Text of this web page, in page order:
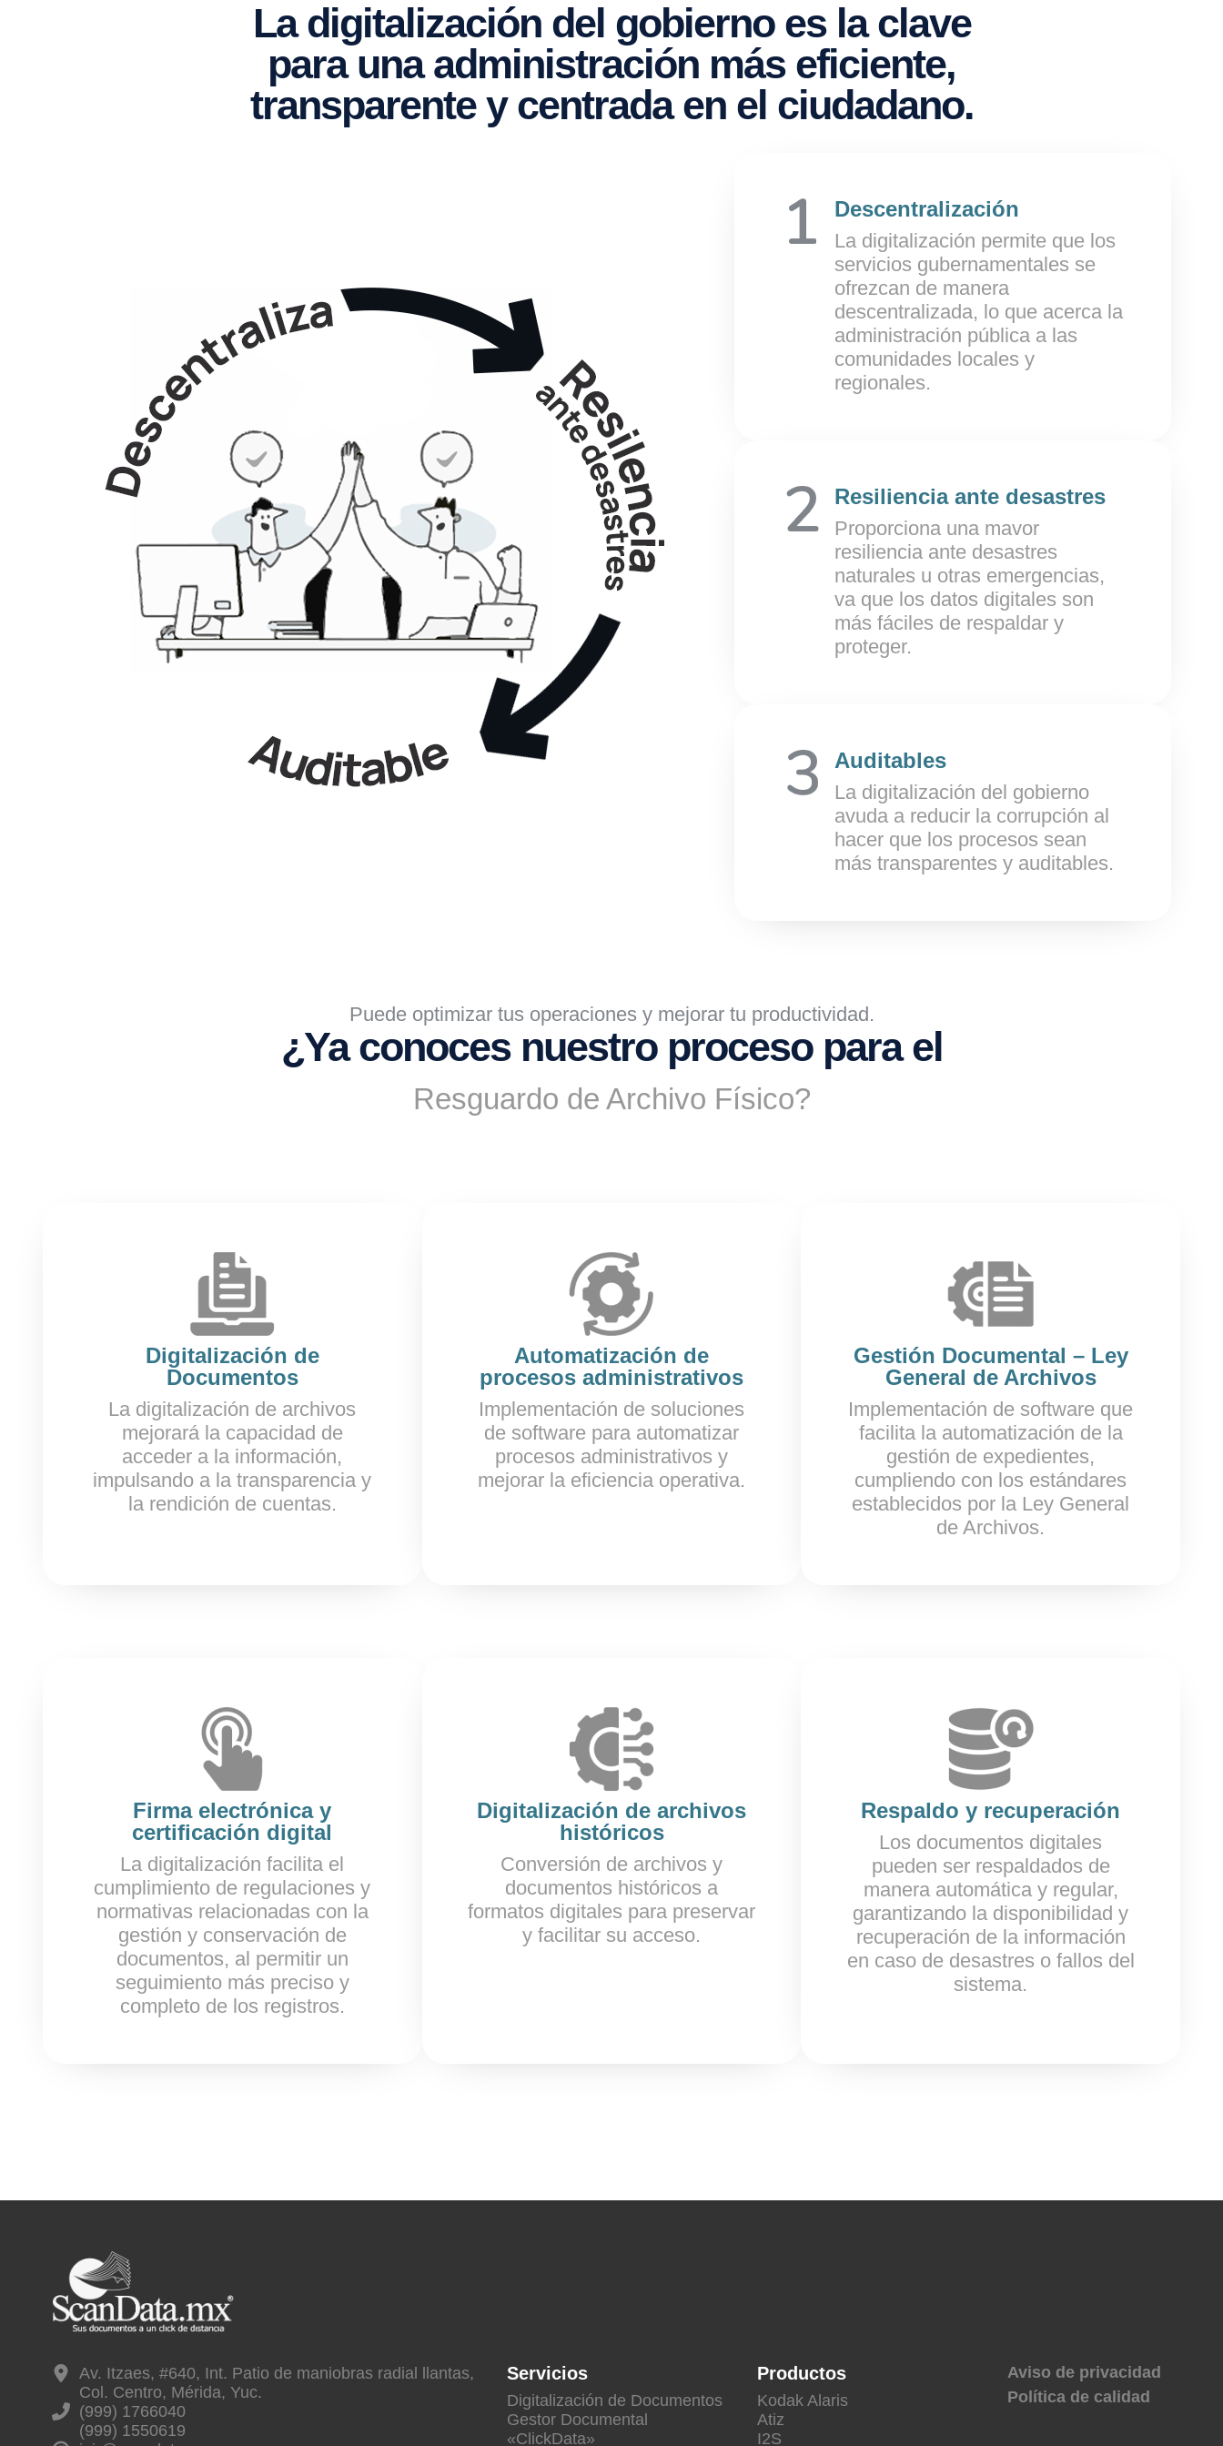
La digitalización del gobierno es la clave
para una administración más eficiente,
transparente y centrada en el ciudadano.
Descentralización
La digitalización permite que los
servicios gubernamentales se
ofrezcan de manera
descentralizada, lo que acerca la
administración pública a las
comunidades locales y
regionales.
Resiliencia ante desastres
Proporciona una mavor
resiliencia ante desastres
naturales u otras emergencias,
va que los datos digitales son
más fáciles de respaldar y
proteger.
Auditables
La digitalización del gobierno
avuda a reducir la corrupción al
hacer que los procesos sean
más transparentes y auditables.
Puede optimizar tus operaciones y mejorar tu productividad.
¿Ya conoces nuestro proceso para el
Resguardo de Archivo Físico?
Digitalización de
Documentos
La digitalización de archivos
mejorará la capacidad de
acceder a la información,
impulsando a la transparencia y
la rendición de cuentas.
Automatización de
procesos administrativos
Implementación de soluciones
de software para automatizar
procesos administrativos y
mejorar la eficiencia operativa.
Gestión Documental – Ley
General de Archivos
Implementación de software que
facilita la automatización de la
gestión de expedientes,
cumpliendo con los estándares
establecidos por la Ley General
de Archivos.
Firma electrónica y
certificación digital
La digitalización facilita el
cumplimiento de regulaciones y
normativas relacionadas con la
gestión y conservación de
documentos, al permitir un
seguimiento más preciso y
completo de los registros.
Digitalización de archivos
históricos
Conversión de archivos y
documentos históricos a
formatos digitales para preservar
y facilitar su acceso.
Respaldo y recuperación
Los documentos digitales
pueden ser respaldados de
manera automática y regular,
garantizando la disponibilidad y
recuperación de la información
en caso de desastres o fallos del
sistema.
Av. Itzaes, #640, Int. Patio de maniobras radial llantas,
Col. Centro, Mérida, Yuc.
(999) 1766040
(999) 1550619
Servicios
Digitalización de Documentos
Gestor Documental
«ClickData»
Productos
Kodak Alaris
Atiz
I2S
Aviso de privacidad
Política de calidad